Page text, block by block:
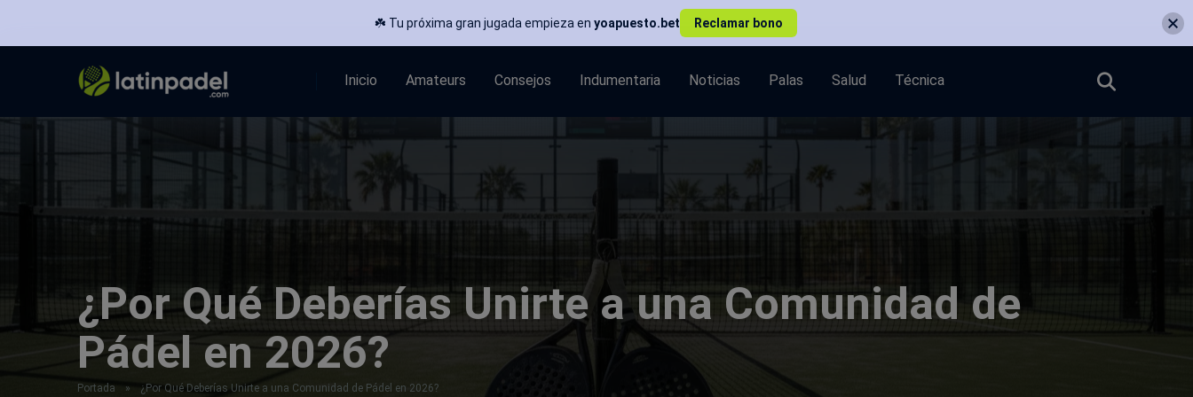
Inicio Amateurs Consejos Indumentaria Noticias Palas Salud Técnica
¿Por Qué Deberías Unirte a una Comunidad de
Pádel en 2026?
Portada » ¿Por Qué Deberías Unirte a una Comunidad de Pádel en 2026?
☘️ Tu próxima gran jugada empieza en yoapuesto.bet Reclamar bono